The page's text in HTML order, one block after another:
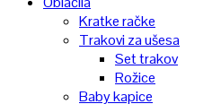
Kratke račke
Trakovi za ušesa
Set trakov
Rožice
Baby kapice